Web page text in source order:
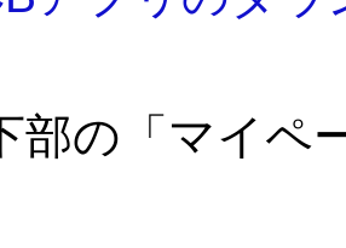
部の「マイペ